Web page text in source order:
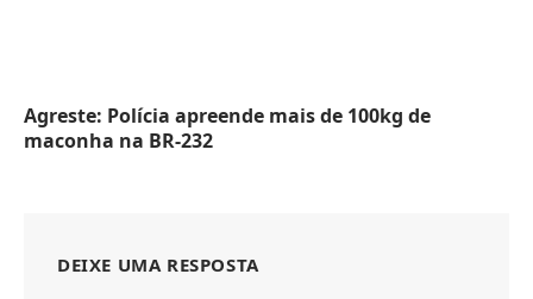
Agreste: Polícia apreende mais de 100kg de
maconha na BR-232
DEIXE UMA RESPOSTA